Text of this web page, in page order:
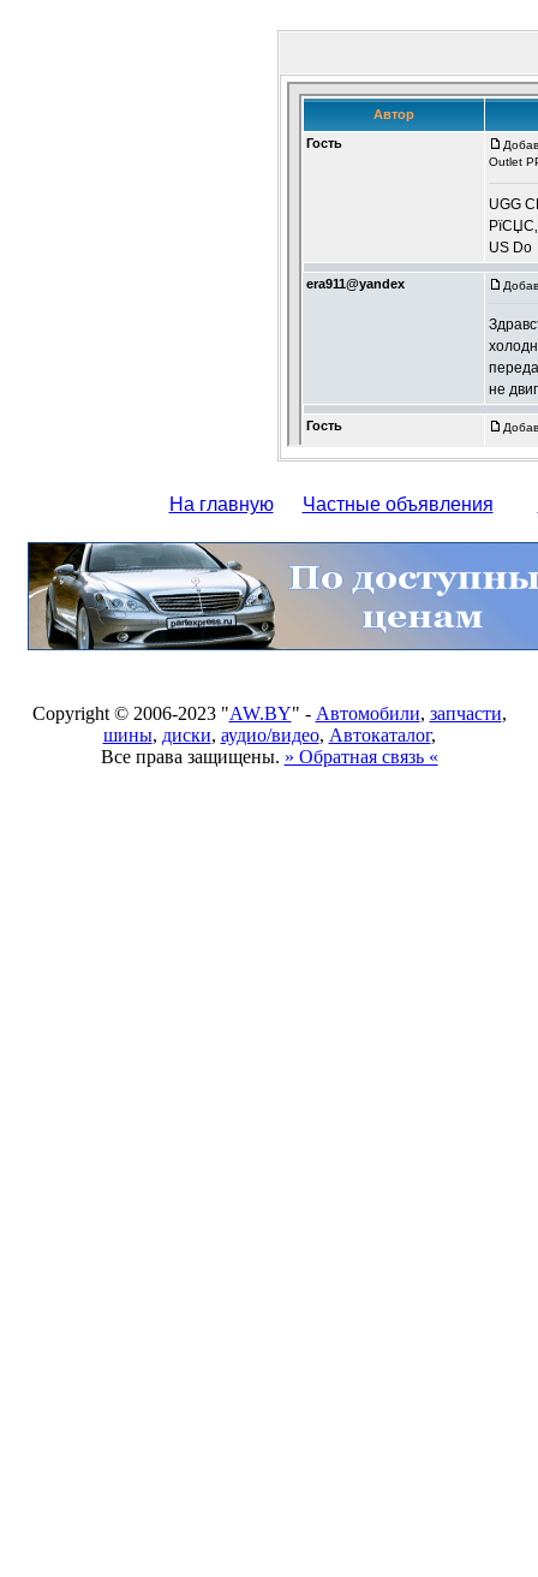
На главную Частные объявления
Copyright © 2006-2023 "AW.BY" - Автомобили, запчасти,
шины, диски, аудио/видео, Автокаталог,
Все права защищены. » Обратная связь «